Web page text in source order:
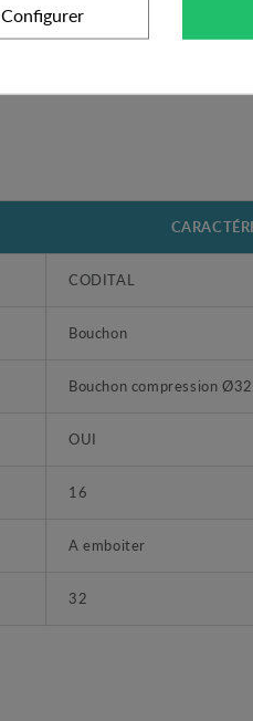
CODITAL
Bouchon
Bouchon compression Ø32
OUI
16
A emboiter
32
Configurer